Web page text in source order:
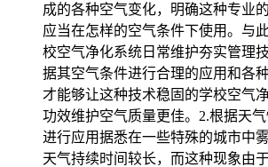
成的各种空气变化，明确这种专业
应当在怎样的空气条件下使用。与
校空气净化系统日常维护夯实管理
据其空气条件进行合理的应用和各
才能够让这种技术稳固的学校空气
功效维护空气质量更佳。2.根据天
进行应用据悉在一些特殊的城市中
天气持续时间较长，而这种现象由